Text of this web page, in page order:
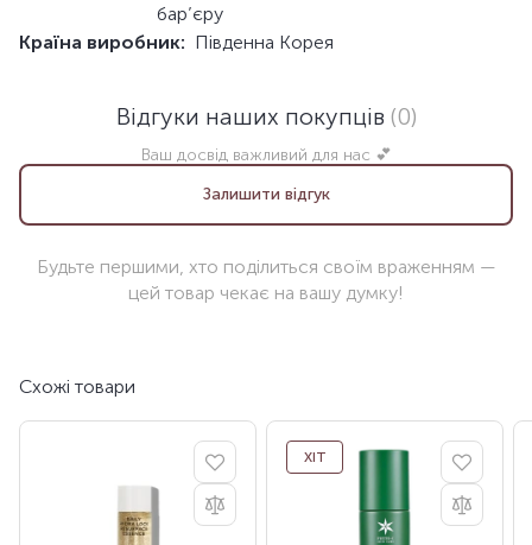
бар’єру
Країна виробник: Південна Корея
Відгуки наших покупців (0)
Ваш досвід важливий для нас 💕
Залишити відгук
Будьте першими, хто поділиться своїм враженням —
цей товар чекає на вашу думку!
Схожі товари
ХІТ